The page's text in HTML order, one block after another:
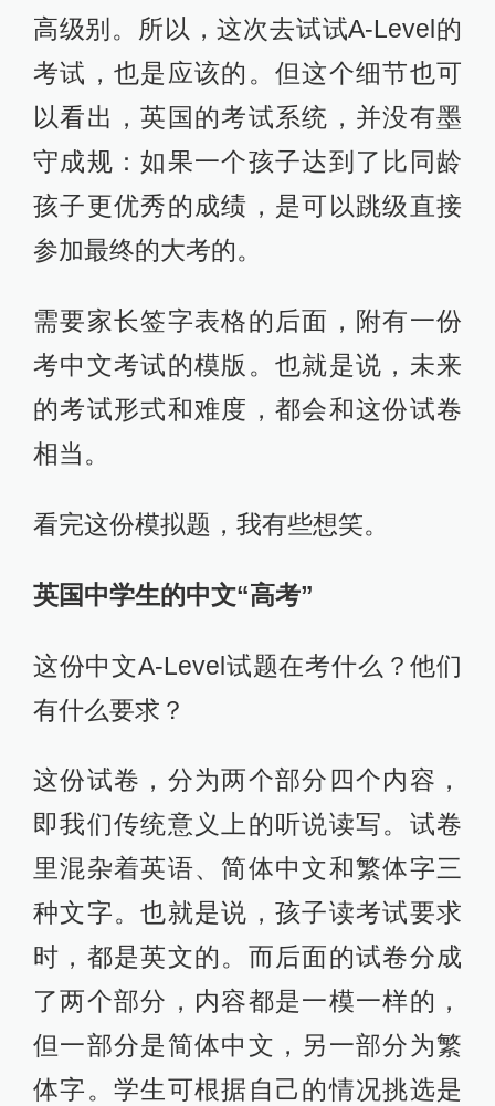
高级别。所以，这次去试试A-Level的
考试，也是应该的。但这个细节也可
以看出，英国的考试系统，并没有墨
守成规：如果一个孩子达到了比同龄
孩子更优秀的成绩，是可以跳级直接
参加最终的大考的。
需要家长签字表格的后面，附有一份
考中文考试的模版。也就是说，未来
的考试形式和难度，都会和这份试卷
相当。
看完这份模拟题，我有些想笑。
英国中学生的中文“高考”
这份中文A-Level试题在考什么？他们
有什么要求？
这份试卷，分为两个部分四个内容，
即我们传统意义上的听说读写。试卷
里混杂着英语、简体中文和繁体字三
种文字。也就是说，孩子读考试要求
时，都是英文的。而后面的试卷分成
了两个部分，内容都是一模一样的，
但一部分是简体中文，另一部分为繁
体字。学生可根据自己的情况挑选是